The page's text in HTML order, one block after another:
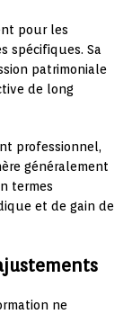
pour les
spécifiques. Sa
patrimoniale
de long
professionnel,
généralement
termes
et de gain de
ne